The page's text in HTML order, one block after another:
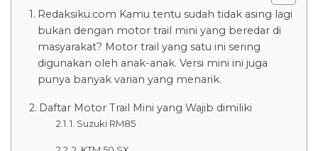
Redaksiku.com Kamu tentu sudah tidak asing lagi
bukan dengan motor trail mini yang beredar di
masyarakat? Motor trail yang satu ini sering
digunakan oleh anak-anak. Versi mini ini juga
punya banyak varian yang menarik.
Daftar Motor Trail Mini yang Wajib dimiliki
1. Suzuki RM85